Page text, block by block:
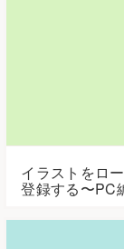
イラストをロ
登録する〜PC